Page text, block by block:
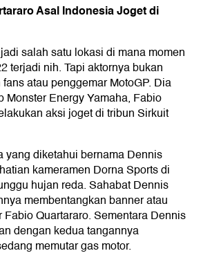
Asal Indonesia Joget di
salah satu lokasi di mana momen
terjadi nih. Tapi aktornya bukan
atau penggemar MotoGP. Dia
Monster Energy Yamaha, Fabio
aksi joget di tribun Sirkuit
yang diketahui bernama Dennis
kameramen Dorna Sports di
hujan reda. Sahabat Dennis
membentangkan banner atau
Quartararo. Sementara Dennis
dengan kedua tangannya
memutar gas motor.